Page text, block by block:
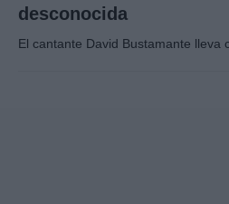
desconocida
El cantante David Bustamante lleva